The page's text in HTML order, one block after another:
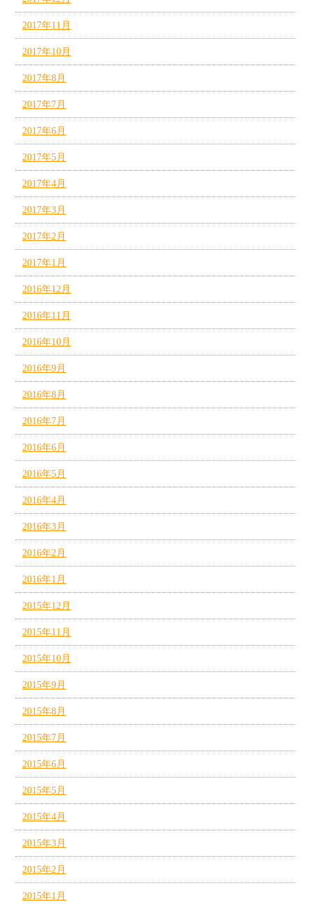
2017年11月
2017年10月
2017年8月
2017年7月
2017年6月
2017年5月
2017年4月
2017年3月
2017年2月
2017年1月
2016年12月
2016年11月
2016年10月
2016年9月
2016年8月
2016年7月
2016年6月
2016年5月
2016年4月
2016年3月
2016年2月
2016年1月
2015年12月
2015年11月
2015年10月
2015年9月
2015年8月
2015年7月
2015年6月
2015年5月
2015年4月
2015年3月
2015年2月
2015年1月